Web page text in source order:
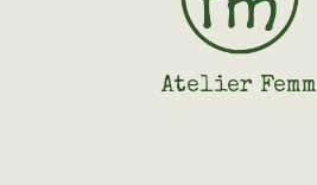
Atelier Femm